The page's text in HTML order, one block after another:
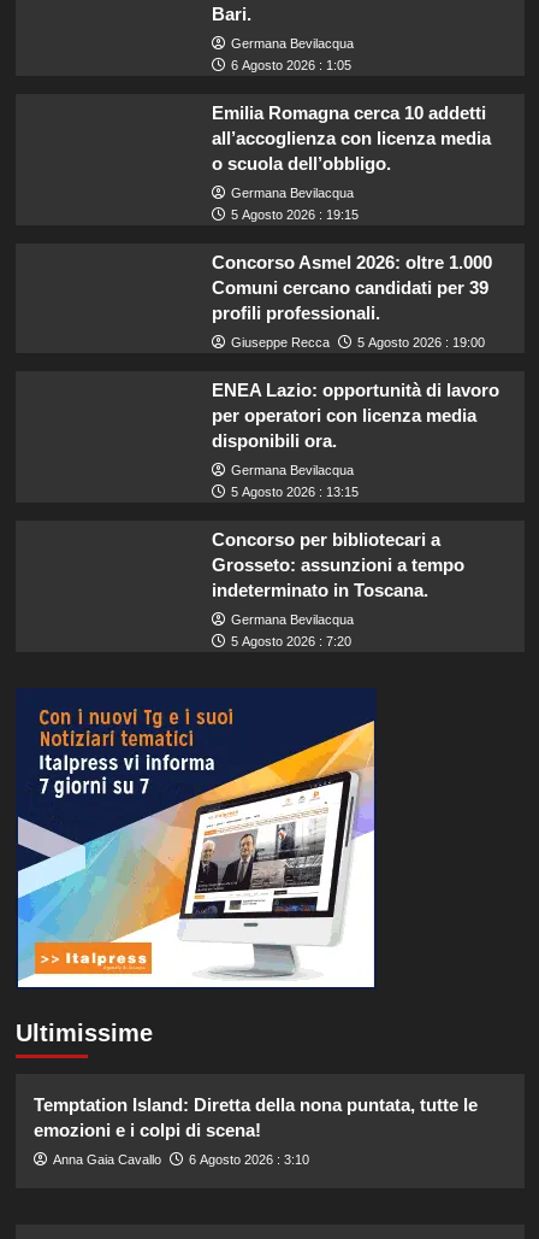
Bari.
Germana Bevilacqua
6 Agosto 2026 : 1:05
Emilia Romagna cerca 10 addetti
all’accoglienza con licenza media
o scuola dell’obbligo.
Germana Bevilacqua
5 Agosto 2026 : 19:15
Concorso Asmel 2026: oltre 1.000
Comuni cercano candidati per 39
profili professionali.
Giuseppe Recca 5 Agosto 2026 : 19:00
ENEA Lazio: opportunità di lavoro
per operatori con licenza media
disponibili ora.
Germana Bevilacqua
5 Agosto 2026 : 13:15
Concorso per bibliotecari a
Grosseto: assunzioni a tempo
indeterminato in Toscana.
Germana Bevilacqua
5 Agosto 2026 : 7:20
Ultimissime
Temptation Island: Diretta della nona puntata, tutte le
emozioni e i colpi di scena!
Anna Gaia Cavallo 6 Agosto 2026 : 3:10